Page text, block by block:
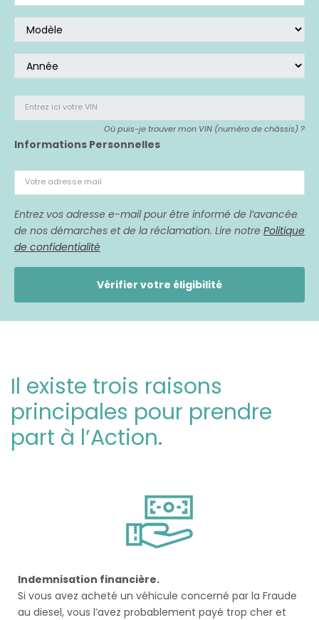
Entrez ici votre VIN
Où puis-je trouver mon VIN (numéro de châssis) ?
Informations Personnelles
Votre adresse mail
Entrez vos adresse e-mail pour être informé de l’avancée
de nos démarches et de la réclamation. Lire notre Politique
de confidentialité
Vérifier votre éligibilité
Il existe trois raisons
principales pour prendre
part à l’Action.
Indemnisation financière.
Si vous avez acheté un véhicule concerné par la Fraude
au diesel, vous l’avez probablement payé trop cher et